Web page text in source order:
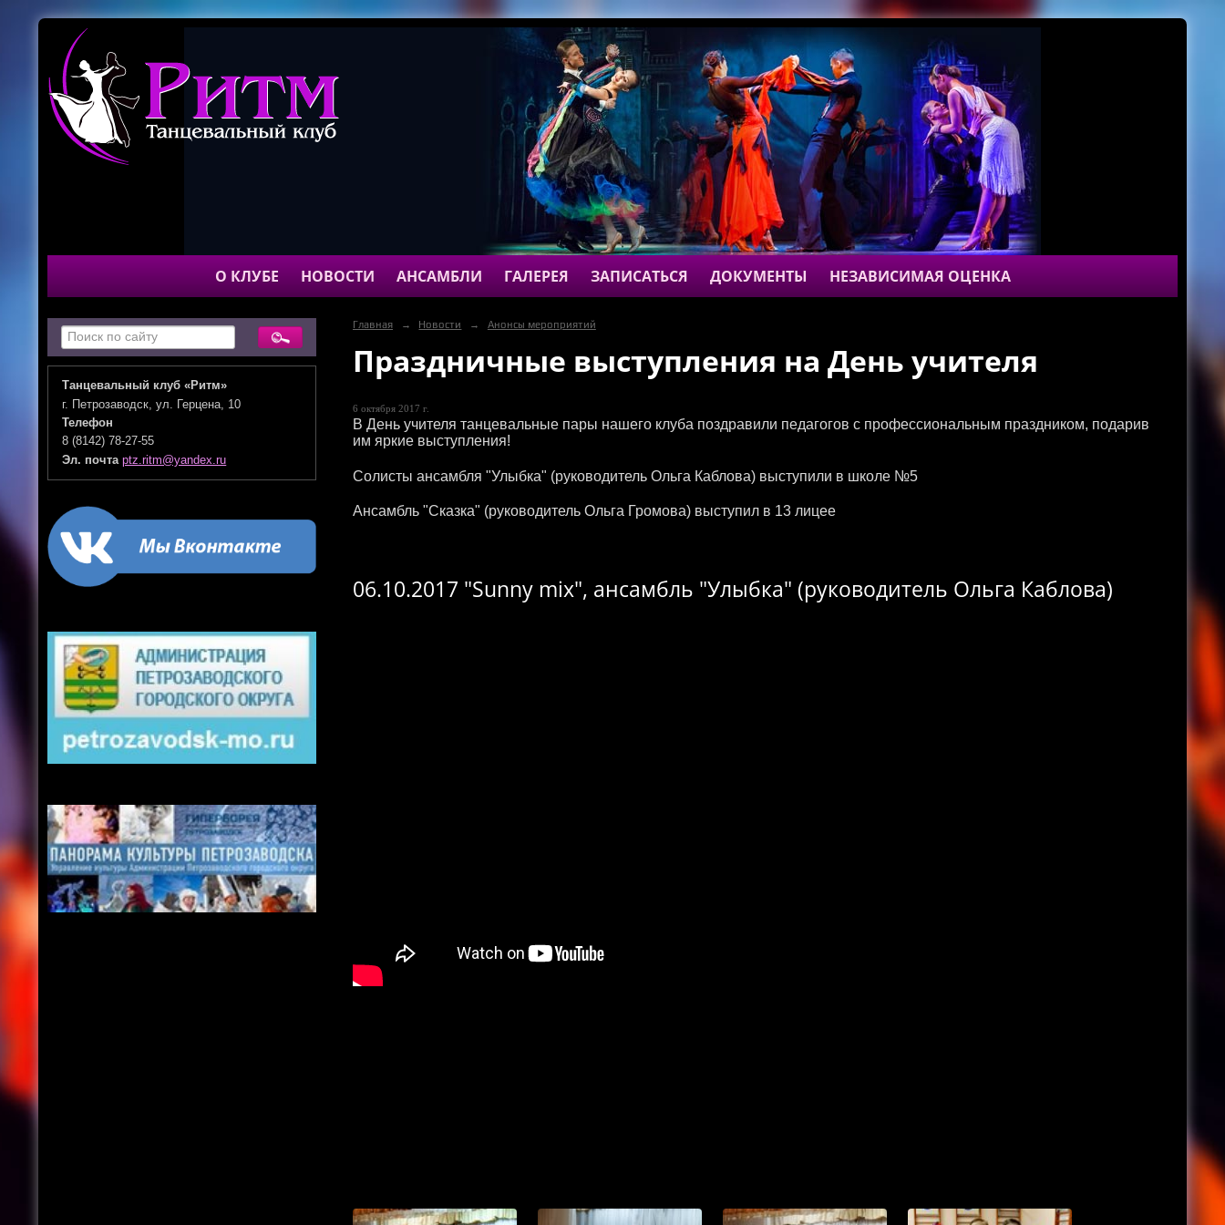
О КЛУБЕ НОВОСТИ АНСАМБЛИ ГАЛЕРЕЯ ЗАПИСАТЬСЯ ДОКУМЕНТЫ НЕЗАВИСИМАЯ ОЦЕНКА
Танцевальный клуб «Ритм»
г. Петрозаводск, ул. Герцена, 10
Телефон
8 (8142) 78-27-55
Эл. почта ptz.ritm@yandex.ru
Главная → Новости → Анонсы мероприятий
Праздничные выступления на День учителя
6 октября 2017 г.
В День учителя танцевальные пары нашего клуба поздравили педагогов с профессиональным праздником, подарив
им яркие выступления!
Солисты ансамбля "Улыбка" (руководитель Ольга Каблова) выступили в школе №5
Ансамбль "Сказка" (руководитель Ольга Громова) выступил в 13 лицее
06.10.2017 "Sunny mix", ансамбль "Улыбка" (руководитель Ольга Каблова)